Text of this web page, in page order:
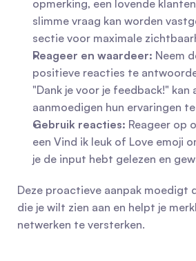
opmerking, een lovende
slimme vraag kan worden
sectie voor maximale
Reageer en waardeer: Neem
positieve reacties te
"Dank je voor je feedback!" kan
aanmoedigen hun ervaringen
Gebruik reacties: Reageer op
een Vind ik leuk of Love emoji
je de input hebt gelezen en
Deze proactieve aanpak moedigt
die je wilt zien aan en helpt je
netwerken te versterken.